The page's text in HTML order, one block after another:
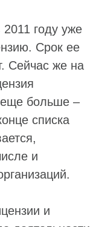
году уже
Срок ее
Сейчас же на
еще больше –
списка
и
и